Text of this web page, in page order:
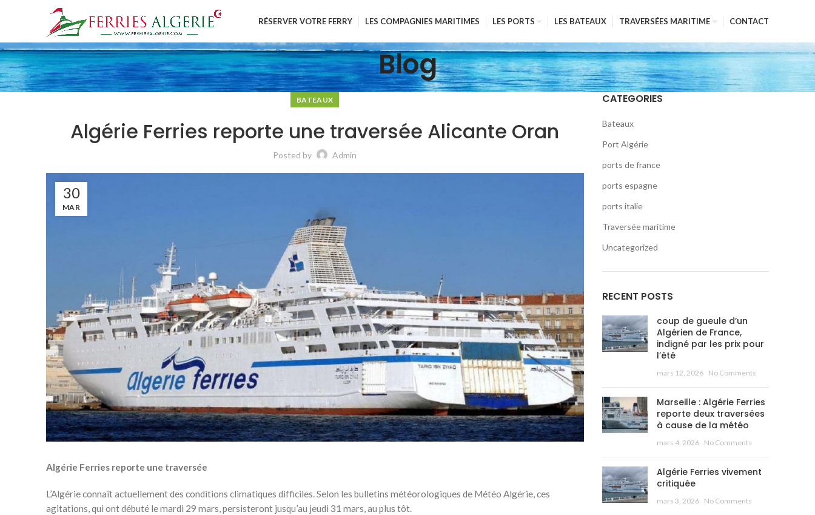
RÉSERVER VOTRE FERRY LES COMPAGNIES MARITIMES LES PORTS LES BATEAUX TRAVERSÉES MARITIME CONTACT
Blog
BATEAUX
Algérie Ferries reporte une traversée Alicante Oran
Posted by Admin
30
MAR
Algérie Ferries reporte une traversée
L’Algérie connaît actuellement des conditions climatiques difficiles. Selon les bulletins météorologiques de Météo Algérie, ces
agitations, qui ont débuté le mardi 29 mars, persisteront jusqu’au jeudi 31 mars, au plus tôt.
CATEGORIES
Bateaux
Port Algérie
ports de france
ports espagne
ports italie
Traversée maritime
Uncategorized
RECENT POSTS
coup de gueule d’un
Algérien de France,
indigné par les prix pour
l’été
mars 12, 2026 No Comments
Marseille : Algérie Ferries
reporte deux traversées
à cause de la météo
mars 4, 2026 No Comments
Algérie Ferries vivement
critiquée
mars 3, 2026 No Comments